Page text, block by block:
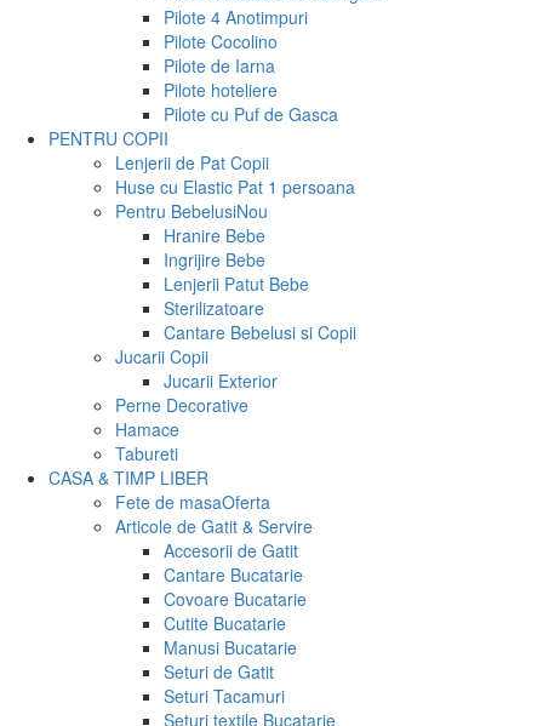
Pilote 4 Anotimpuri
Pilote Cocolino
Pilote de Iarna
Pilote hoteliere
Pilote cu Puf de Gasca
PENTRU COPII
Lenjerii de Pat Copii
Huse cu Elastic Pat 1 persoana
Pentru BebelusiNou
Hranire Bebe
Ingrijire Bebe
Lenjerii Patut Bebe
Sterilizatoare
Cantare Bebelusi si Copii
Jucarii Copii
Jucarii Exterior
Perne Decorative
Hamace
Tabureti
CASA & TIMP LIBER
Fete de masaOferta
Articole de Gatit & Servire
Accesorii de Gatit
Cantare Bucatarie
Covoare Bucatarie
Cutite Bucatarie
Manusi Bucatarie
Seturi de Gatit
Seturi Tacamuri
Seturi textile Bucatarie